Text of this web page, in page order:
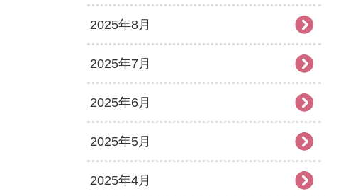
2025年8月
2025年7月
2025年6月
2025年5月
2025年4月